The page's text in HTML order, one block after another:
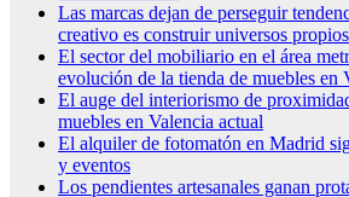
Las marcas dejan de perseguir
creativo es construir universos propios
El sector del mobiliario en el área
evolución de la tienda de muebles en
El auge del interiorismo de
muebles en Valencia actual
El alquiler de fotomatón en Madrid
y eventos
Los pendientes artesanales ganan